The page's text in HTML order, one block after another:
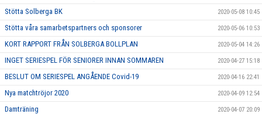
Stötta Solberga BK 2020-05-08 10:45
Stötta våra samarbetspartners och sponsorer 2020-05-06 10:53
KORT RAPPORT FRÅN SOLBERGA BOLLPLAN 2020-05-04 14:26
INGET SERIESPEL FÖR SENIORER INNAN SOMMAREN 2020-04-27 15:18
BESLUT OM SERIESPEL ANGÅENDE Covid-19 2020-04-16 22:41
Nya matchtröjor 2020 2020-04-09 12:54
Damträning 2020-04-07 20:09